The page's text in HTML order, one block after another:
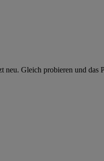
Gleich probieren und das